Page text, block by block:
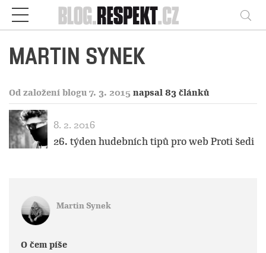
Respekt
MARTIN SYNEK
Od založení blogu 7. 3. 2015 napsal 83 článků
8. 2. 2016
26. týden hudebních tipů pro web Proti šedi
Martin Synek
O čem píše